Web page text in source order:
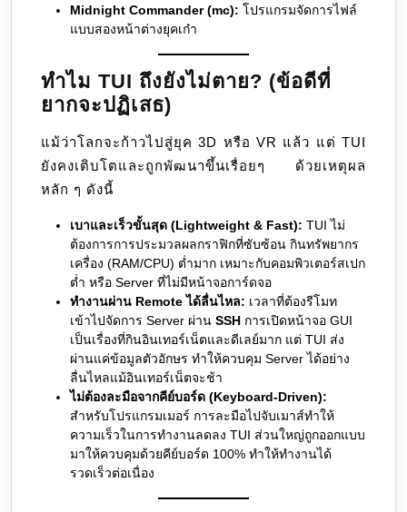
Midnight Commander (mc): โปรแกรมจัดการไฟล์
แบบสองหน้าต่างยุคเก๋า
ทำไม TUI ถึงยังไม่ตาย? (ข้อดีที่
ยากจะปฏิเสธ)
แม้ว่าโลกจะก้าวไปสู่ยุค 3D หรือ VR แล้ว แต่ TUI
ยังคงเติบโตและถูกพัฒนาขึ้นเรื่อยๆ ด้วยเหตุผล
หลัก ๆ ดังนี้
เบาและเร็วขั้นสุด (Lightweight & Fast): TUI ไม่
ต้องการการประมวลผลกราฟิกที่ซับซ้อน กินทรัพยากร
เครื่อง (RAM/CPU) ต่ำมาก เหมาะกับคอมพิวเตอร์สเปก
ต่ำ หรือ Server ที่ไม่มีหน้าจอการ์ดจอ
ทำงานผ่าน Remote ได้ลื่นไหล: เวลาที่ต้องรีโมท
เข้าไปจัดการ Server ผ่าน SSH การเปิดหน้าจอ GUI
เป็นเรื่องที่กินอินเทอร์เน็ตและดีเลย์มาก แต่ TUI ส่ง
ผ่านแค่ข้อมูลตัวอักษร ทำให้ควบคุม Server ได้อย่าง
ลื่นไหลแม้อินเทอร์เน็ตจะช้า
ไม่ต้องละมือจากคีย์บอร์ด (Keyboard-Driven):
สำหรับโปรแกรมเมอร์ การละมือไปจับเมาส์ทำให้
ความเร็วในการทำงานลดลง TUI ส่วนใหญ่ถูกออกแบบ
มาให้ควบคุมด้วยคีย์บอร์ด 100% ทำให้ทำงานได้
รวดเร็วต่อเนื่อง